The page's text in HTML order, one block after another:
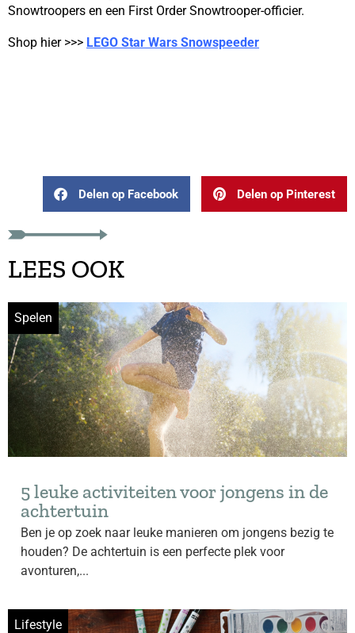
Snowtroopers en een First Order Snowtrooper-officier.
Shop hier >>> LEGO Star Wars Snowspeeder
Delen op Facebook Delen op Pinterest
LEES OOK
Spelen
5 leuke activiteiten voor jongens in de
achtertuin
Ben je op zoek naar leuke manieren om jongens bezig te
houden? De achtertuin is een perfecte plek voor
avonturen,...
Lifestyle